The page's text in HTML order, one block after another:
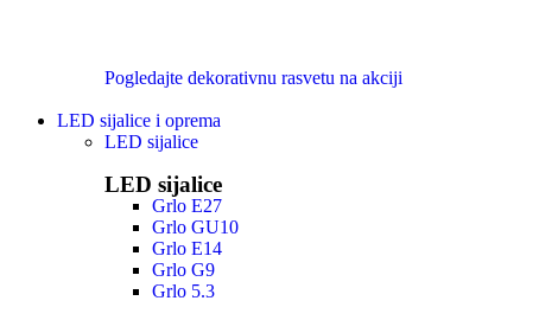
Pogledajte dekorativnu rasvetu na akciji
LED sijalice i oprema
LED sijalice
LED sijalice
Grlo E27
Grlo GU10
Grlo E14
Grlo G9
Grlo 5.3